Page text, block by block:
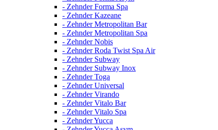
- Zehnder Forma Spa
- Zehnder Kazeane
- Zehnder Metropolitan Bar
- Zehnder Metropolitan Spa
- Zehnder Nobis
- Zehnder Roda Twist Spa Air
- Zehnder Subway
- Zehnder Subway Inox
- Zehnder Toga
- Zehnder Universal
- Zehnder Virando
- Zehnder Vitalo Bar
- Zehnder Vitalo Spa
- Zehnder Yucca